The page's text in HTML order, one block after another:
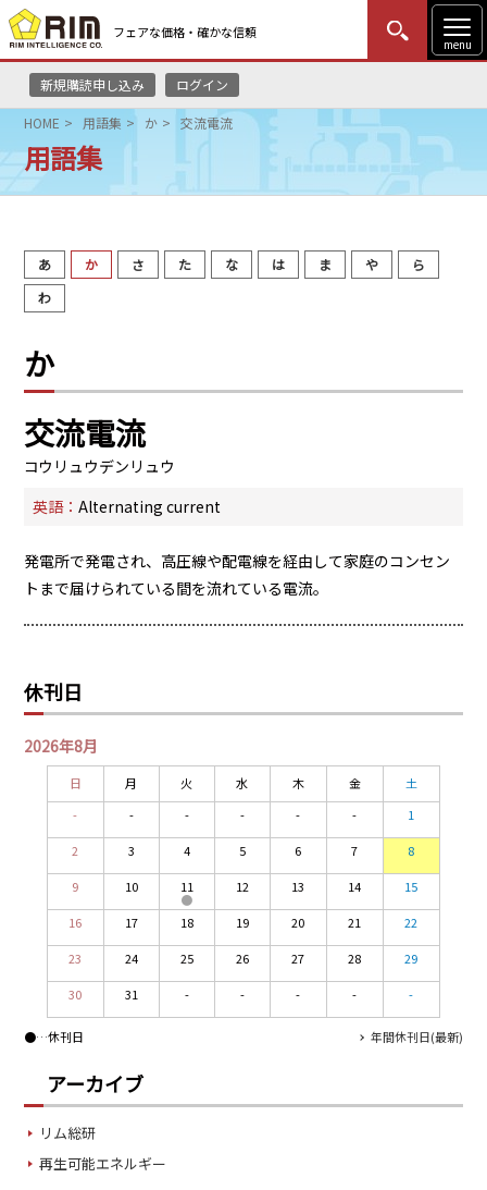
フェアな価格・確かな信頼
menu
新規購読申し込み ログイン
MENU
更新 はじめての方
HOME
リムレポート
研修・セミナー
コンサルティング
PRA原則
Q & A
会社概要
採用情報
English Website
瑞姆亜太能源諮問(北京)
HOME 用語集 か 交流電流
用語集
あ か さ た な は ま や
ら
わ
か
交流電流
コウリュウデンリュウ
英語：Alternating current
発電所で発電され、高圧線や配電線を経由して家庭のコンセン
トまで届けられている間を流れている電流。
休刊日
2026年8月
日 月 火 水 木 金
土
-
- - - - - 1
2 3 4 5 6 7 8
9 10 11 12 13 14 15
16 17 18 19 20 21 22
23 24 25 26 27 28 29
30 31 - - - - -
●…休刊日 年間休刊日(最新)
アーカイブ
リム総研
再生可能エネルギー